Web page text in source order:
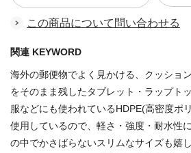
この商品について問い合わせる
関連 KEYWORD
海外の郵便物でよく見かける、クッショ
をそのまま残したタブレット・ラップト
服などにも使われているHDPE(高密度ポ
使用しているので、軽さ・強度・耐水性
の中でかさばらないスリムなサイズも嬉